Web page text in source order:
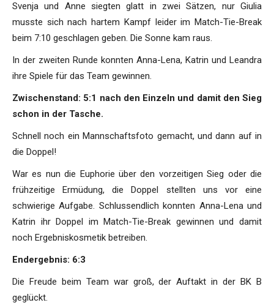
Svenja und Anne siegten glatt in zwei Sätzen, nur Giulia
musste sich nach hartem Kampf leider im Match-Tie-Break
beim 7:10 geschlagen geben. Die Sonne kam raus.
In der zweiten Runde konnten Anna-Lena, Katrin und Leandra
ihre Spiele für das Team gewinnen.
Zwischenstand: 5:1 nach den Einzeln und damit den Sieg
schon in der Tasche.
Schnell noch ein Mannschaftsfoto gemacht, und dann auf in
die Doppel!
War es nun die Euphorie über den vorzeitigen Sieg oder die
frühzeitige Ermüdung, die Doppel stellten uns vor eine
schwierige Aufgabe. Schlussendlich konnten Anna-Lena und
Katrin ihr Doppel im Match-Tie-Break gewinnen und damit
noch Ergebniskosmetik betreiben.
Endergebnis: 6:3
Die Freude beim Team war groß, der Auftakt in der BK B
geglückt.